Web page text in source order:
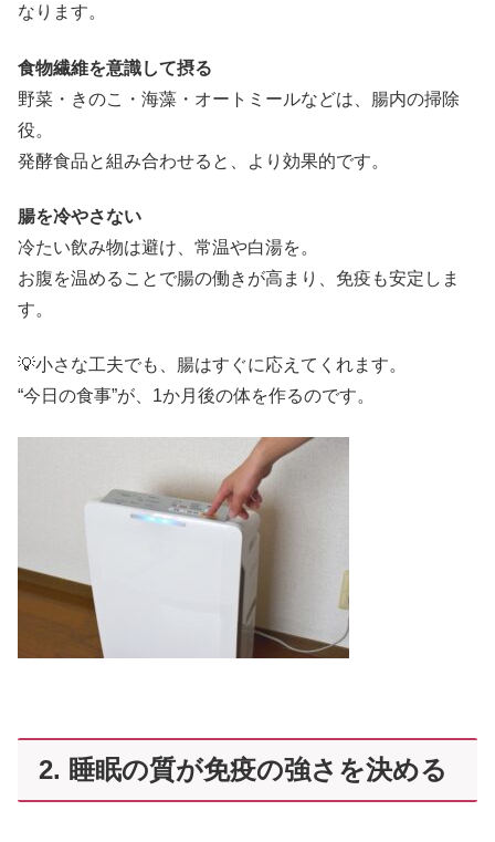
なります。
食物繊維を意識して摂る
野菜・きのこ・海藻・オートミールなどは、腸内の掃除
役。
発酵食品と組み合わせると、より効果的です。
腸を冷やさない
冷たい飲み物は避け、常温や白湯を。
お腹を温めることで腸の働きが高まり、免疫も安定しま
す。
💡小さな工夫でも、腸はすぐに応えてくれます。
“今日の食事”が、1か月後の体を作るのです。
2. 睡眠の質が免疫の強さを決める